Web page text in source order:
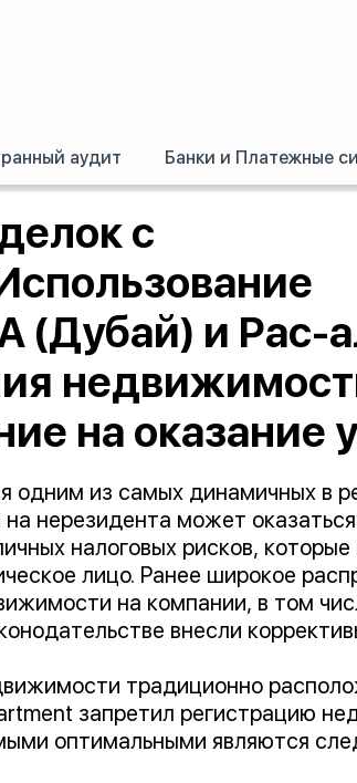
аудит Банки и Платежные
недвижимостью. Использование компаний из
с
(Дубай) и Рас-
на оказание
одним из самых динамичных в
нерезидента может
налоговых рисков,
лицо. Ранее широкое
на компании, в том
внесли
традиционно
запретил регистрацию
оптимальными являются